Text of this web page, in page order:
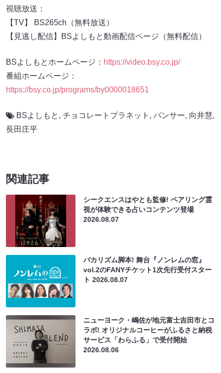
視聴放送：
【TV】 BS265ch（無料放送）
【見逃し配信】BSよしもと動画配信ページ（無料配信）
BSよしもとホームページ： https://video.bsy.co.jp/
番組ホームページ：
https://bsy.co.jp/programs/by0000018651
BSよしもと , チョコレートプラネット , パンサー, 向井慧,
長田庄平
関連記事
シークエンスはやとも監修! ペアリング霊
視が体験できる占いコンテンツ登場
2026.08.07
バカリズム脚本! 舞台『ノンレムの窓』
vol.2のFANYチケット1次先行受付スター
ト2026.08.07
ニューヨーク・嶋佐が地元富士吉田市とコ
ラボ! オリジナルコーヒーがふるさと納税
サービス「わらふる」で受付開始
2026.08.06